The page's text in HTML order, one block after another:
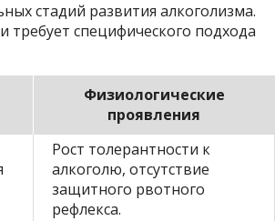
стадий развития алкоголизма.
требует специфического подхода
Физиологические
проявления
Рост толерантности к
алкоголю, отсутствие
защитного рвотного
рефлекса.